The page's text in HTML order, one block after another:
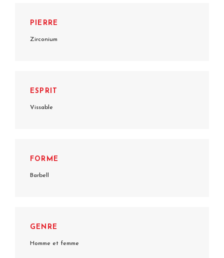
PIERRE
Zirconium
ESPRIT
Vissable
FORME
Barbell
GENRE
Homme et femme